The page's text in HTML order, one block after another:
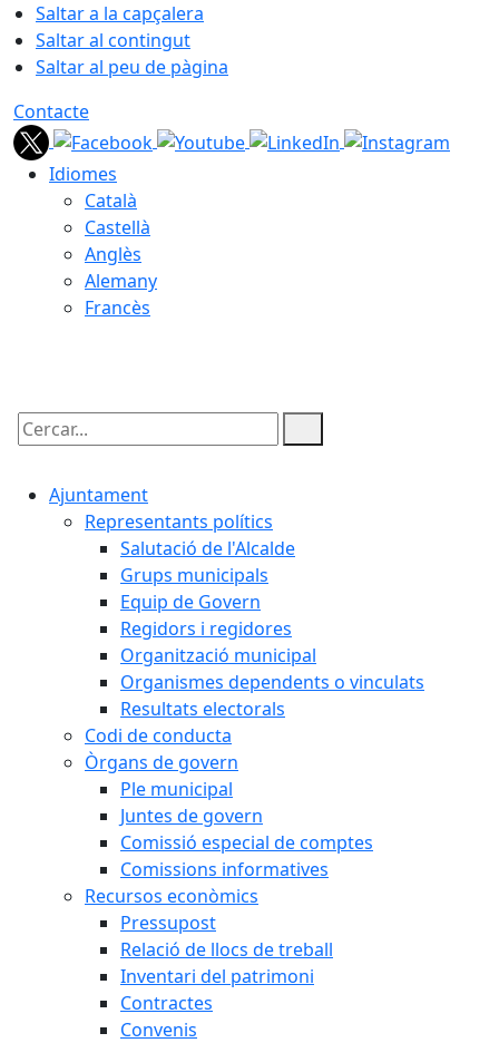
Saltar a la capçalera
Saltar al contingut
Saltar al peu de pàgina
Contacte
Idiomes
Català
Castellà
Anglès
Alemany
Francès
Cercar:
Ajuntament
Representants polítics
Salutació de l'Alcalde
Grups municipals
Equip de Govern
Regidors i regidores
Organització municipal
Organismes dependents o vinculats
Resultats electorals
Codi de conducta
Òrgans de govern
Ple municipal
Juntes de govern
Comissió especial de comptes
Comissions informatives
Recursos econòmics
Pressupost
Relació de llocs de treball
Inventari del patrimoni
Contractes
Convenis